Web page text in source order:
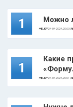
1 Можно
MELKIY24-04-2024, 20:03 |
1
Какие
MELKIY24-04-2024, 20:01 |